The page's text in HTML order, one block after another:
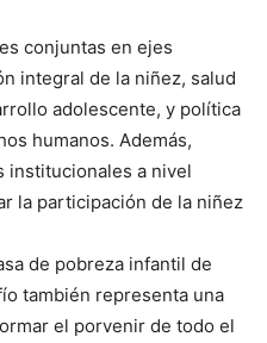
conjuntas en ejes
integral de la niñez, salud
adolescente, y política
humanos. Además,
institucionales a nivel
la participación de la niñez
de pobreza infantil de
también representa una
el porvenir de todo el